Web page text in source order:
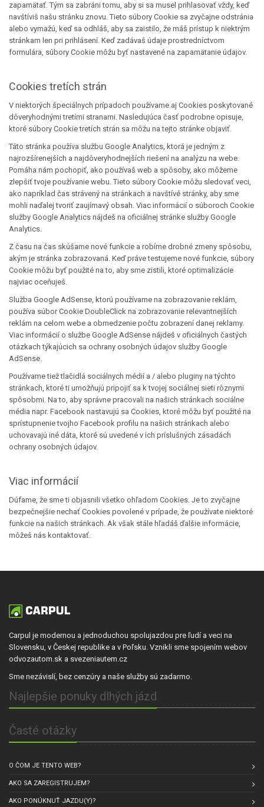
zapamätať. Tým sa zabráni tomu, aby si sa musel prihlasovať vždy, keď
navštíviš našu stránku znovu. Tieto súbory Cookie sa zvyčajne odstránia
alebo vymažú, keď sa odhláš, aby sa zaistilo, že máš prístup k niektrým
stránkam len pri prihlásení. Keď zadávaš údaje prostredníctvom
formulára, súbory Cookie môžu byť nastavené na zapamätanie údajov.
Cookies tretích strán
V niektorých špeciálnych prípadoch používame aj Cookies poskytované
dôveryhodnými tretími stranami. Nasledujúca časť podrobne opisuje,
ktoré súbory Cookie tretích strán sa môžu na tejto stránke objaviť.
Táto stránka používa službu Google Analytics, ktorá je jedným z
najrozšírenejších a najdôveryhodnejších riešení na analýzu na webe.
Pomáha nám pochopiť, ako používaš web a spôsoby, ako môžeme
zlepšiť tvoje používanie webu. Tieto súbory Cookie môžu sledovať veci,
ako napríklad čas strávený na stránkach a navštívé stránky, aby sme
mohli naďalej tvoriť zaujímavý obsah. Viac informácií o súboroch Cookie
služby Google Analytics nájdeš na oficiálnej stránke služby Google
Analytics.
Z času na čas skúšame nové funkcie a robíme drobné zmeny spôsobu,
akým je stránka zobrazovaná. Keď práve testujeme nové funkcie, súbory
Cookie môžu byť použité na to, aby sme zistili, ktoré optimalizácie
najviac oceňuješ.
Služba Google AdSense, ktorú používame na zobrazovanie reklám,
používa súbor Cookie DoubleClick na zobrazovanie relevantnejších
reklám na celom webe a obmedzenie počtu zobrazení danej reklamy.
Viac informácií o službe Google AdSense nájdeš v oficiálnych častých
otázkach týkajúcich sa ochrany osobných údajov služby Google
AdSense.
Používame tiež tlačidlá sociálnych médií a / alebo pluginy na týchto
stránkach, ktoré ti umožňujú pripojiť sa k tvojej sociálnej sieti rôznymi
spôsobmi. Na to, aby správne pracovali na našich stránkach sociálne
média napr. Facebook nastavujú sa Cookies, ktoré môžu byť použité na
sprístupnenie tvojho Facebook profilu na našich stránkach alebo
uchovavajú iné dáta, ktoré sú uvedené v ich príslušných zásadách
ochrany osobných údajov.
Viac informácií
Dúfame, že sme ti objasnili všetko ohľadom Cookies. Je to zvyčajne
bezpečnejšie nechať Cookies povolené v prípade, že používate niektoré
funkcie na našich stránkach. Ak však stále hľadáš ďalšie informácie,
môžeš nás kontaktovať.
Carpul je modernou a jednoduchou spolujazdou pre ľudí a veci na
Slovensku, v Českej republike a v Poľsku. Vznikli sme spojením webov
odvozautom.sk a svezeniautem.cz
Sme nezávislí, bez cenzúry a naše služby sú zadarmo.
Najlepšie ponuky dlhých jázd
Časté otázky
O ČOM JE TENTO WEB?
AKO SA ZAREGISTRUJEM?
AKO PONÚKNUŤ JAZDU(Y)?